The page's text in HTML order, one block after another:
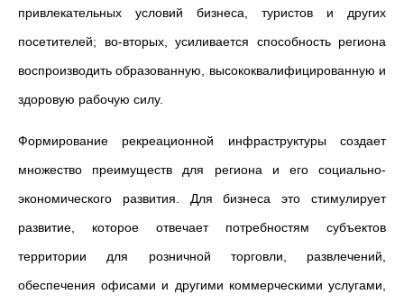
привлекательных условий бизнеса, туристов и других
посетителей; во-вторых, усиливается способность региона
воспроизводить образованную, высококвалифицированную и
здоровую рабочую силу.
Формирование рекреационной инфраструктуры создает
множество преимуществ для региона и его социально-
экономического развития. Для бизнеса это стимулирует
развитие, которое отвечает потребностям субъектов
территории для розничной торговли, развлечений,
обеспечения офисами и другими коммерческими услугами,